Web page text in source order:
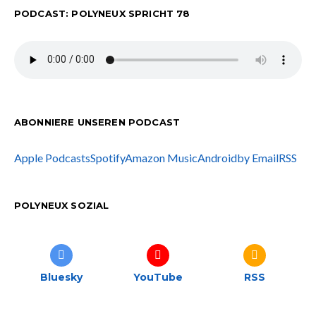
PODCAST: POLYNEUX SPRICHT 78
ABONNIERE UNSEREN PODCAST
Apple PodcastsSpotifyAmazon MusicAndroidby EmailRSS
POLYNEUX SOZIAL
Bluesky YouTube RSS